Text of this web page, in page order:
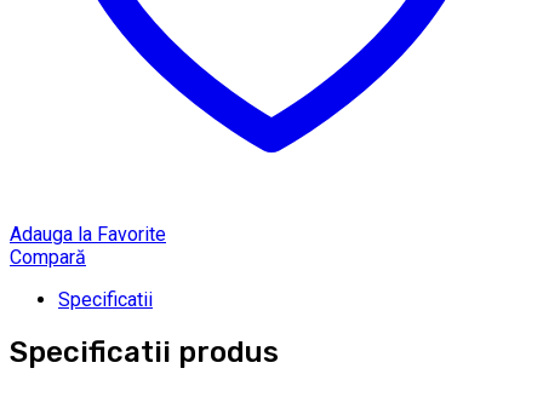
Adauga la Favorite
Compară
Specificatii
Specificatii produs